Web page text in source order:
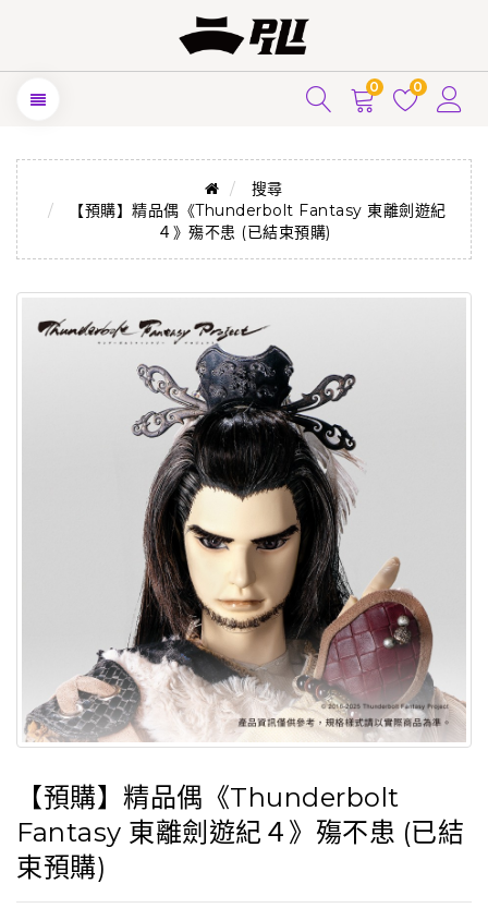
0 0
搜尋
【預購】精品偶《Thunderbolt Fantasy 東離劍遊紀
４》殤不患 (已結束預購)
【預購】精品偶《Thunderbolt
Fantasy 東離劍遊紀４》殤不患 (已結
束預購)